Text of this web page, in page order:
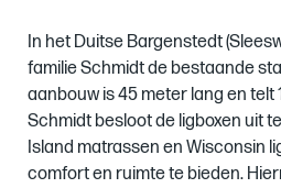
In het Duitse Bargenstedt
familie Schmidt de bestaande
aanbouw is 45 meter lang en telt
Schmidt besloot de ligboxen uit
Island matrassen en Wisconsin
comfort en ruimte te bieden.